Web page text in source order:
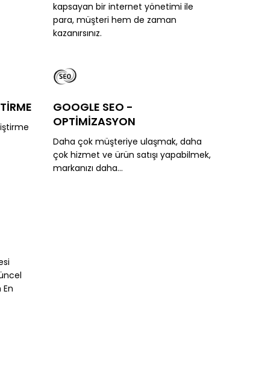
kapsayan bir internet yönetimi ile
para, müşteri hem de zaman
kazanırsınız.
GOOGLE SEO -
OPTİMİZASYON
Daha çok müşteriye ulaşmak, daha
çok hizmet ve ürün satışı yapabilmek,
markanızı daha...